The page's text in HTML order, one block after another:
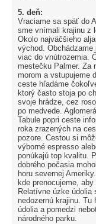
5. deň:
Vraciame sa späť do
sme vnímali krajinu z
Okolo najväčšieho
východ. Obchádzame
viac do vnútrozemia.
mestečku Palmer.
morom a vstupujeme
ceste hľadáme
ktorý často stoja po
svoje hrádze, cez
po medvede.
Tabule popri ceste
roka zrazených na
pozore. Cestou si
výborné espresso
ponúkajú top kvalitu.
dobrého počasia
horu severnej
kde prenocujeme,
Relatívne úzke údolia
nedozernú krajinu.
údolia a pomedzi
národného parku.